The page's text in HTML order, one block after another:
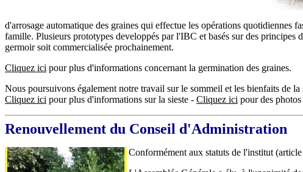
d'arrosage automatique des graines qui effectue les opérations quotidiennes
famille. Plusieurs prototypes developpés par l'IBC et basés sur des principes
germoir soit commercialisée prochainement.
Cliquez ici pour plus d'informations concernant la germination des graines.
Nous poursuivons également notre travail sur le sommeil et les bienfaits de la
Cliquez ici pour plus d'informations sur la sieste - Cliquez ici pour des
Renouvellement du Conseil d'Administration
Conformément aux statuts de l'institut